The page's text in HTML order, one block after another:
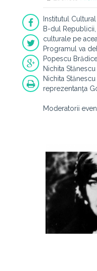
Institutul
B-dul
culturale pe
Programul va
Popescu
Nichita
Nichita
reprezentanţa
Moderatorii